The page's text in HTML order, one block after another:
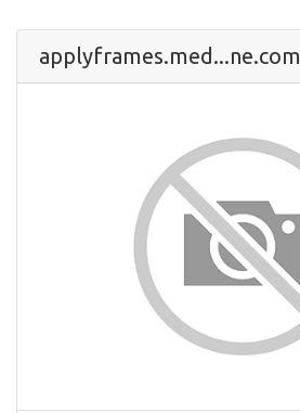
applyframes.med...ne.com